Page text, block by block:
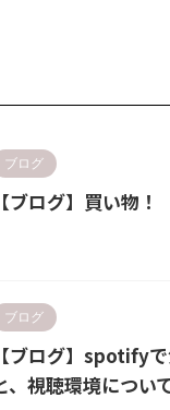
ブログ
【ブログ】買い物！
ブログ
【ブログ】spotify
、視聴環境につい